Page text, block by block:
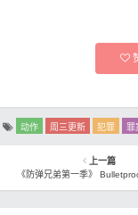
动作 周三更新 犯罪 罪
上一篇
《防弹兄弟第一季》